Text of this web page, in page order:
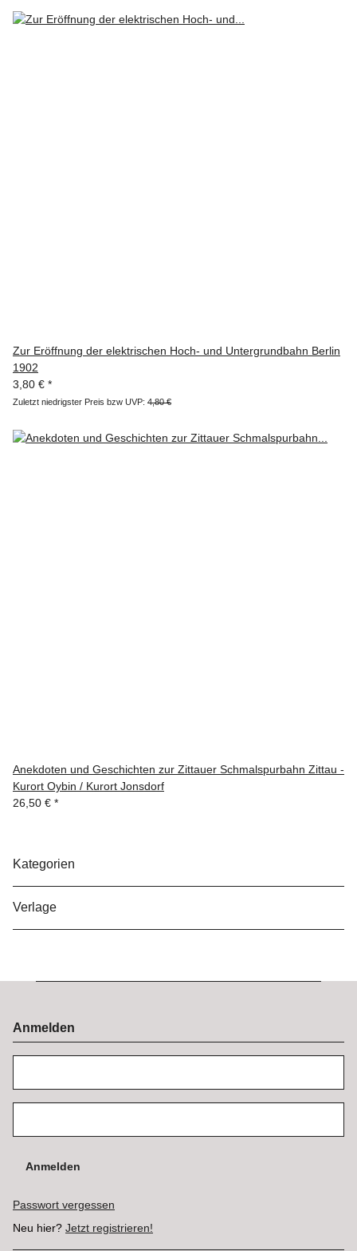
Zur Eröffnung der elektrischen Hoch- und Untergrundbahn Berlin
1902
3,80 € *
Zuletzt niedrigster Preis bzw UVP: 4,80 €
Anekdoten und Geschichten zur Zittauer Schmalspurbahn Zittau -
Kurort Oybin / Kurort Jonsdorf
26,50 € *
Kategorien
Verlage
Anmelden
Anmelden
Passwort vergessen
Neu hier? Jetzt registrieren!